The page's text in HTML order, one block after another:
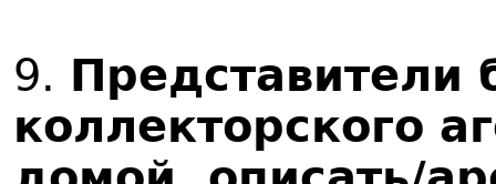
9. Представители
коллекторского